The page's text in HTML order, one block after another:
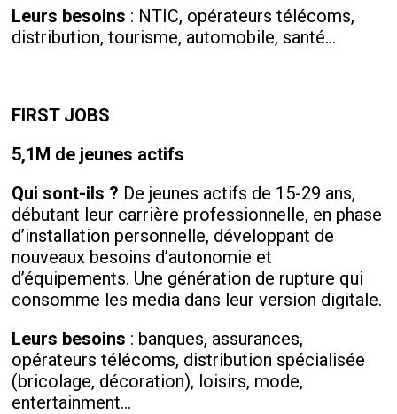
Leurs besoins : NTIC, opérateurs télécoms,
distribution, tourisme, automobile, santé…
FIRST JOBS
5,1M de jeunes actifs
Qui sont-ils ? De jeunes actifs de 15-29 ans,
débutant leur carrière professionnelle, en phase
d’installation personnelle, développant de
nouveaux besoins d’autonomie et
d’équipements. Une génération de rupture qui
consomme les media dans leur version digitale.
Leurs besoins : banques, assurances,
opérateurs télécoms, distribution spécialisée
(bricolage, décoration), loisirs, mode,
entertainment…